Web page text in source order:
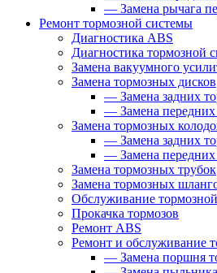
— Замена рычага
Ремонт тормозной системы
Диагностика ABS
Диагностика тормозной
Замена вакуумного
Замена тормозных дисков
— Замена задних
— Замена
Замена тормозных
— Замена задних
— Замена
Замена тормозных трубок
Замена тормозных
Обслуживание
Прокачка тормозов
Ремонт ABS
Ремонт и обслуживание
— Замена поршня